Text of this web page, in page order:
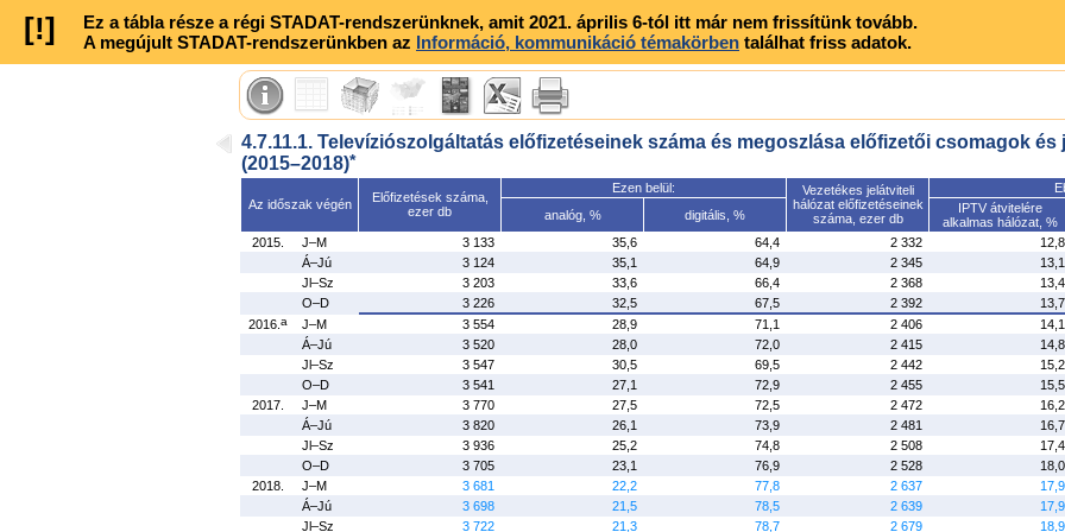
[!]
Ez a tábla része a régi STADAT-rendszerünknek, amit 2021. április 6-tól itt már nem frissítünk tovább.
A megújult STADAT-rendszerünkben az Információ, kommunikáció témakörben találhat friss adatok.
4.7.11.1. Televíziószolgáltatás előfizetéseinek száma és megoszlása előfizetői csomagok
(2015–2018)*
Az időszak végén
Előfizetések száma,
ezer db
Ezen belül:
Vezetékes jelátviteli
hálózat előfizetéseinek
száma, ezer db
analóg, %
digitális, %
IPTV átvitelére
alkalmas hálózat, %
2015.
J–M 3 133 35,6 64,4 2 332
12,8
Á–Jú
3 124 35,1 64,9 2 345
13,1
Jl–Sz
3 203 33,6 66,4 2 368
13,4
O–D
3 226 32,5 67,5 2 392
13,7
2016. a J–M 3 554 28,9 71,1 2 406
14,1
Á–Jú
3 520 28,0 72,0 2 415
14,8
Jl–Sz
3 547 30,5 69,5 2 442
15,2
O–D
3 541 27,1 72,9 2 455
15,5
2017.
J–M 3 770 27,5 72,5 2 472
16,2
Á–Jú
3 820 26,1 73,9 2 481
16,7
Jl–Sz
3 936 25,2 74,8 2 508
17,4
O–D
3 705 23,1 76,9 2 528
18,0
2018.
J–M 3 681 22,2 77,8 2 637
17,9
Á–Jú
3 698 21,5 78,5 2 639
17,9
Jl–Sz
3 722 21,3 78,7 2 679
18,9